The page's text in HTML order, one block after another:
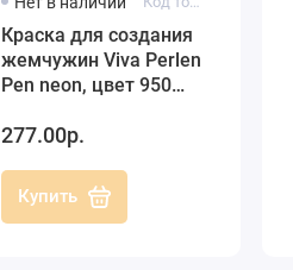
Краска для создания
жемчужин Viva Perlen
Pen neon, цвет 950
277.00р.
Купить